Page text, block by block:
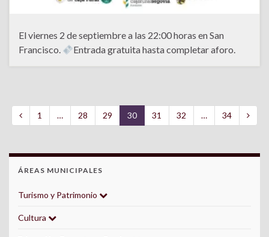
El viernes 2 de septiembre a las 22:00 horas en San
Francisco.
Entrada gratuita hasta completar aforo.
1 … 28 29 30 31 32 … 34
ÁREAS MUNICIPALES
Turismo y Patrimonio
Cultura